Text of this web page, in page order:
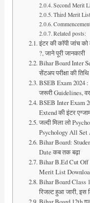
Second Merit
Third Merit List
Related posts:
इंटर की कॉपी जांच
?, जाने पूरी जानकारी
Bihar Board Inter
सेंटअप परीक्षा की
BSEB Exam 2024 :
जरूरी Guidelines,
BSEB Inter Exam
Extend की इंटर
जल्दी मिला लो
Psychology All Set
Bihar Board:
Date कब तक बढ़ा
Bihar B.Ed Cut
Merit List
Bihar Board Class
रिजल्ट हुआ जारी,